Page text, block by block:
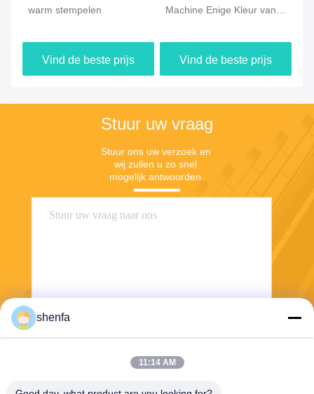
warm stempelen
Vind de beste prijs
Machine Enige Kleur van
Machine van de het
Schermdruk
Vind de beste prijs
Stuur uw vraag
Stuur ons uw verzoek en
wij zullen u zo snel
mogelijk antwoorden.
Stuur
shenfa
11:14 AM